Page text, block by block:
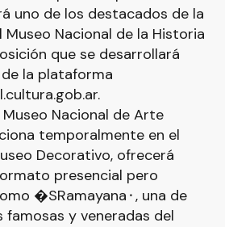
uno de los destacados de la
Nacional de la Historia
que se desarrollará
la plataforma
Nacional de Arte
temporalmente en el
Decorativo, ofrecerá
presencial pero
�SRamayana⬝, una de
famosas y veneradas del